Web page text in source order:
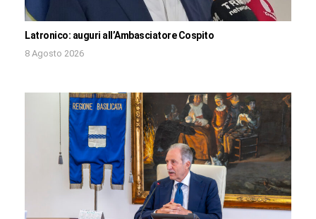
Latronico: auguri all’Ambasciatore Cospito
8 Agosto 2026